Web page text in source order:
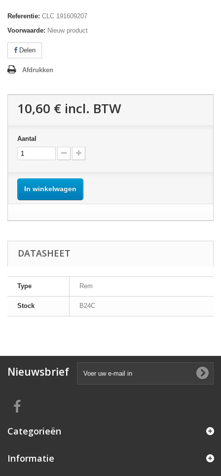
Referentie: CLC 191609207
Voorwaarde: Nieuw product
Delen
Afdrukken
10,60 € incl. BTW
Aantal
In winkelwagen
DATASHEET
Type Rem
Stock B24C
Nieuwsbrief
Categorieën
Informatie